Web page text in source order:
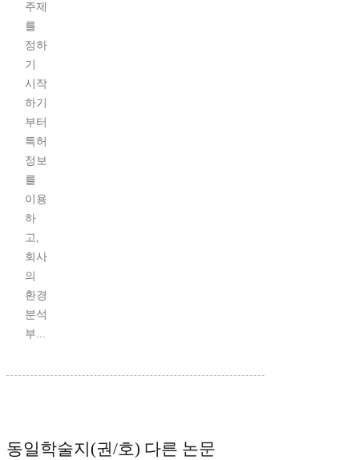
주제
를
정하
기
시작
하기
부터
특허
정보
를
이용
하
고,
회사
의
환경
분석
부...
동일학술지(권/호) 다른 논문